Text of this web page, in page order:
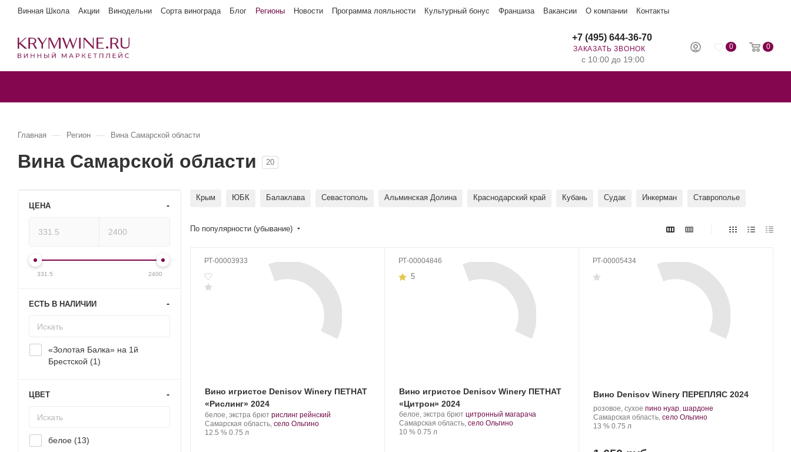
Винная Школа Акции Винодельни Сорта винограда Блог Регионы Новости Программа лояльности Культурный бонус Франшиза Вакансии О компании Контакты
0 0
+7 (495) 644-36-70
ЗАКАЗАТЬ ЗВОНОК
с 10:00 до 19:00
Главная — Регион — Вина Самарской области
Вина Самарской области 20
Крым ЮБК Балаклава Севастополь Альминская Долина Краснодарский край Кубань Судак Инкерман Ставрополье
По популярности (убывание)
РТ-00003933
Вино игристое Denisov Winery ПЕТНАТ
«Рислинг» 2024
Производитель:
Denisov
Winery.
белое, экстра брют .
Сорт
рислинг рейнский
Регион:
Самарская область, село Ольгино
Крепость
12.5 %. Объем
0.75 л
РТ-00004846
5
Вино игристое Denisov Winery ПЕТНАТ
«Цитрон» 2024
Производитель:
Denisov
Winery.
белое, экстра брют .
Сорт
цитронный магарача
Регион:
Самарская область, село Ольгино
Крепость
10 %. Объем
0.75 л
РТ-00005434
Вино Denisov Winery ПЕРЕПЛЯС 2024
Производитель:
Denisov
Winery.
розовое, сухое .
Сорт
пино нуар шардоне
Регион:
Самарская область, село Ольгино
Крепость
13 %. Объем
0.75 л
ЦЕНА
331.5 2400
ЕСТЬ В НАЛИЧИИ
«Золотая Балка» на 1й
Брестской (1)
ЦВЕТ
белое (13)